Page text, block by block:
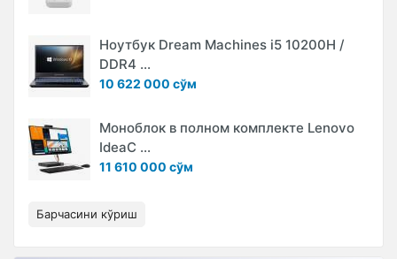
Ноутбук Dream Machines i5 10200H /
DDR4 ...
10 622 000 сўм
Моноблок в полном комплекте Lenovo
IdeaC ...
11 610 000 сўм
Барчасини кўриш